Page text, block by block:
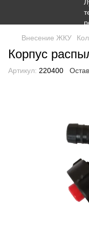
Внесение ЖКУ
Корпус
Артикул: 220400